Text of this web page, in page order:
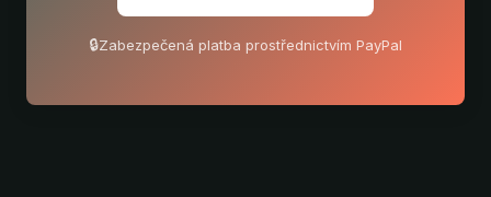
🔒Zabezpečená platba prostřednictvím PayPal